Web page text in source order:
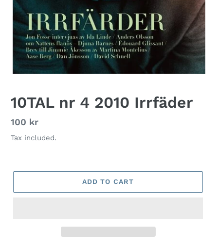
10TAL nr 4 2010 Irrfäder
Regular
price
100 kr
Tax included.
ADD TO CART